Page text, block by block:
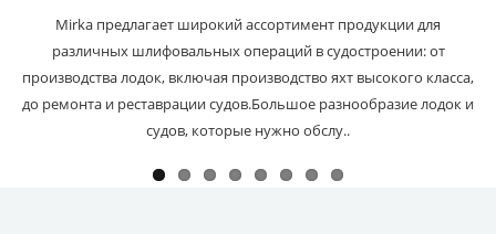
Mirka предлагает широкий ассортимент продукции для
различных шлифовальных операций в судостроении: от
производства лодок, включая производство яхт высокого класса,
до ремонта и реставрации судов.Большое разнообразие лодок и
судов, которые нужно обслу..